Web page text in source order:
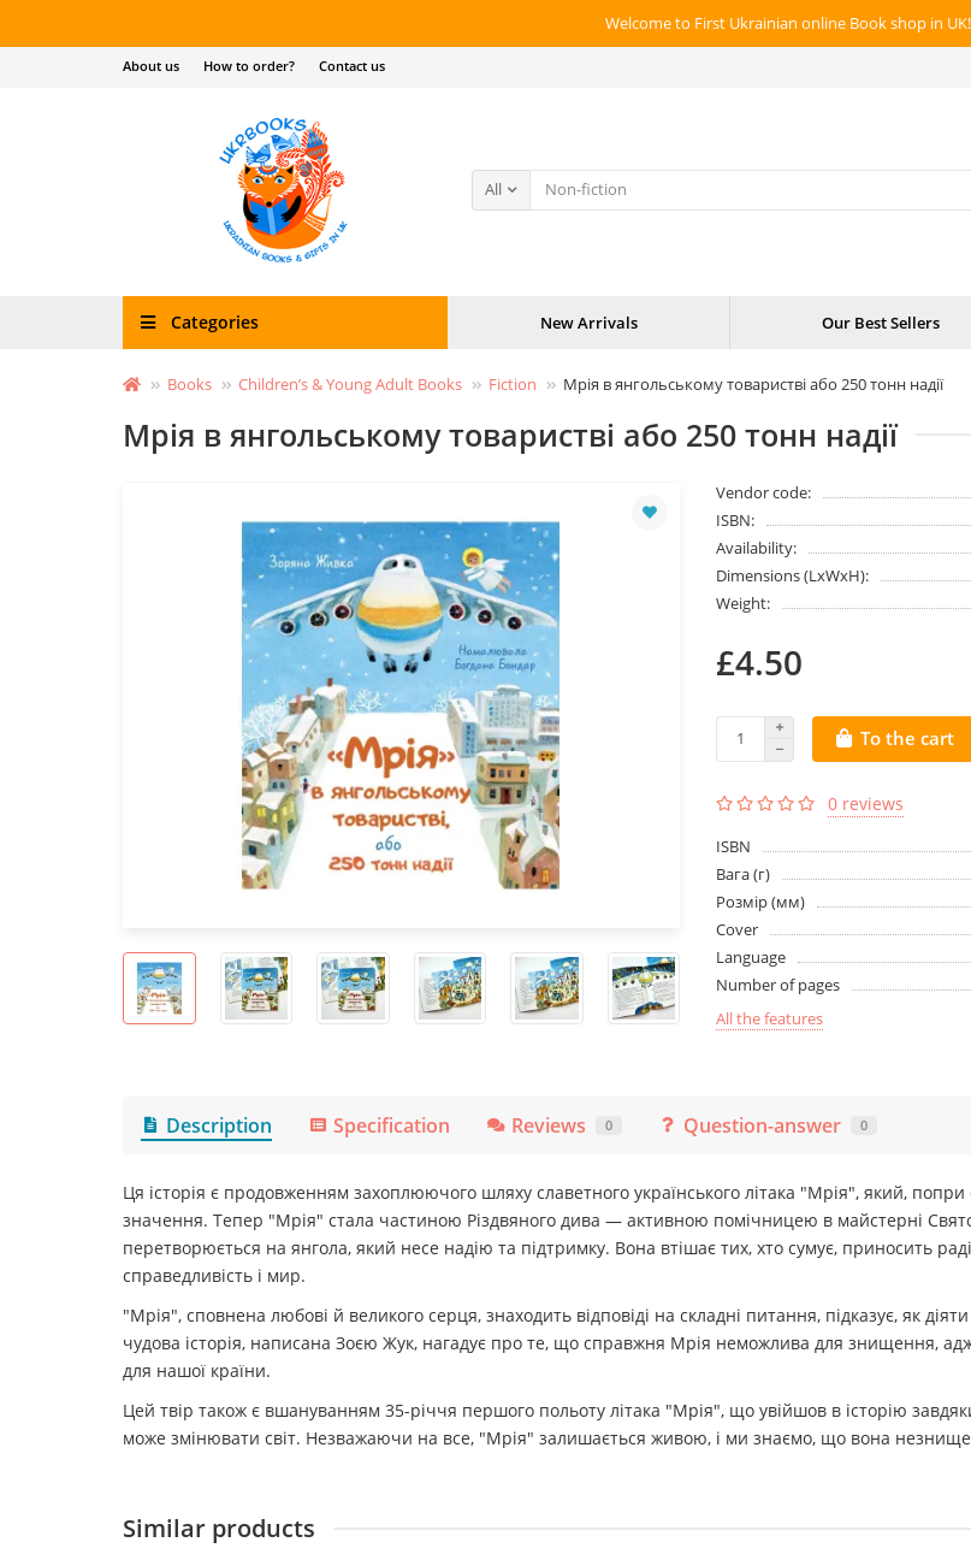
Welcome to First Ukrainian online Book shop in UK!
About us How to order? Contact us
All
Categories New Arrivals Our Best Sellers
Books Children’s & Young Adult Books Fiction Мрія в янгольському товаристві або 250 тонн надії
Мрія в янгольському товаристві або 250 тонн надії
Vendor code:
ISBN:
Availability:
Dimensions (LxWxH):
Weight:
£4.50
To the cart
0 reviews
ISBN
Вага (г)
Розмір (мм)
Cover
Language
Number of pages
All the features
Description Specification Reviews 0 Question-answer 0
Ця історія є продовженням захоплюючого шляху славетного українського літака "Мрія", який,
значення. Тепер "Мрія" стала частиною Різдвяного дива — активною помічницею в майстерні
перетворюється на янгола, який несе надію та підтримку. Вона втішає тих, хто сумує, приносить
справедливість і мир.
"Мрія", сповнена любові й великого серця, знаходить відповіді на складні питання, підказує, як
чудова історія, написана Зоєю Жук, нагадує про те, що справжня Мрія неможлива для знищення,
для нашої країни.
Цей твір також є вшануванням 35-річчя першого польоту літака "Мрія", що увійшов в історію
може змінювати світ. Незважаючи на все, "Мрія" залишається живою, і ми знаємо, що вона
Similar products